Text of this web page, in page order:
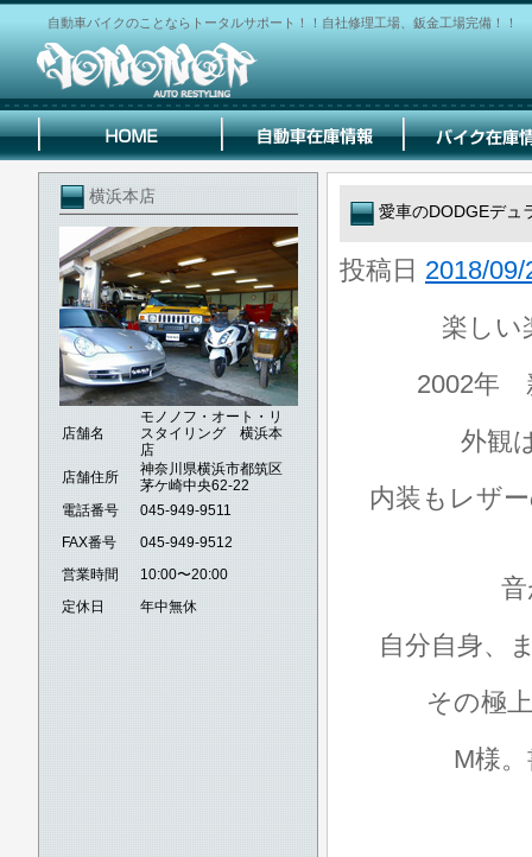
自動車バイクのことならトータルサポート！！自社修理工場、鈑金工場完備！！
横浜本店
店舗名
モノノフ・オート・リ
スタイリング 横浜本
店
店舗住所
神奈川県横浜市都筑区
茅ケ崎中央62-22
電話番号
045-949-9511
FAX番号
045-949-9512
営業時間
10:00〜20:00
定休日
年中無休
愛車のDODGEデュ
投稿日 2018/09/
楽しい
2002年
外観
内装もレザ
自分自身、
その極
M様